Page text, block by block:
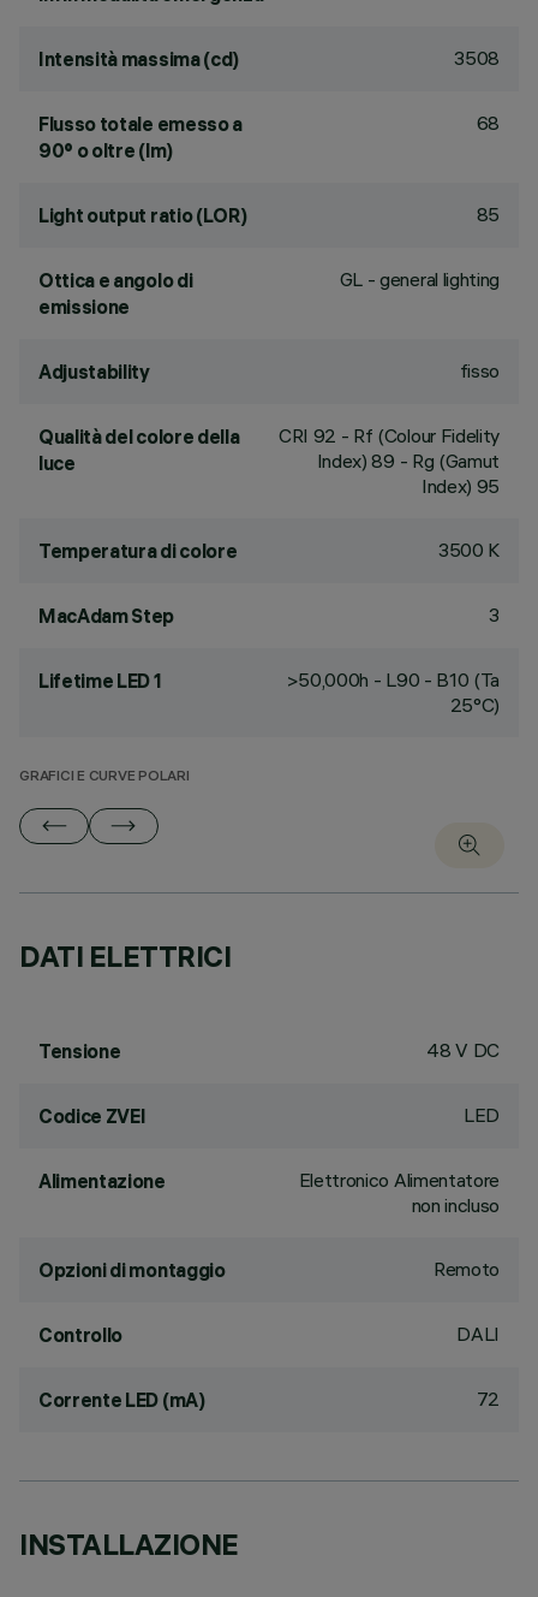
Intensità massima (cd) 3508
Flusso totale emesso a
90° o oltre (lm)
68
Light output ratio (LOR) 85
Ottica e angolo di
emissione
GL - general lighting
Adjustability fisso
Qualità del colore della
luce
CRI 92 - Rf (Colour Fidelity
Index) 89 - Rg (Gamut
Index) 95
Temperatura di colore 3500 K
MacAdam Step 3
Lifetime LED 1
>50,000h - L90 - B10 (Ta
25°C)
GRAFICI E CURVE POLARI
DATI ELETTRICI
Tensione 48 V DC
Codice ZVEI LED
Alimentazione
Elettronico Alimentatore
non incluso
Opzioni di montaggio Remoto
Controllo DALI
Corrente LED (mA) 72
INSTALLAZIONE